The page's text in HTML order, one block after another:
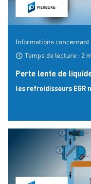
Informations
Temps de lecture : 2
Perte lente de
les refroidisseurs EGR